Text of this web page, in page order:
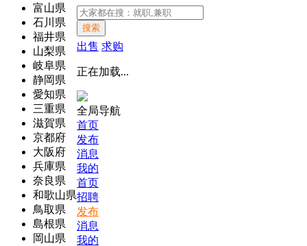
富山県
石川県
福井県
山梨県
岐阜県
静岡県
愛知県
三重県
滋賀県
京都府
大阪府
兵庫県
奈良県
和歌山県
鳥取県
島根県
岡山県
搜索
出售 求购
正在加载...
全局导航
首页
发布
消息
我的
首页
招聘
发布
消息
我的